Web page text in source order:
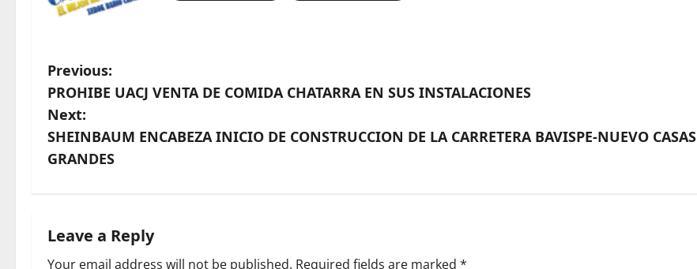
P
o
s
t
a
Previous:
PROHIBE UACJ VENTA DE COMIDA CHATARRA EN SUS INSTALACIONES
Next:
SHEINBAUM ENCABEZA INICIO DE CONSTRUCCION DE LA CARRETERA BAVISPE-NUEVO CASAS
GRANDES
Leave a Reply
Your email address will not be published. Required fields are marked *